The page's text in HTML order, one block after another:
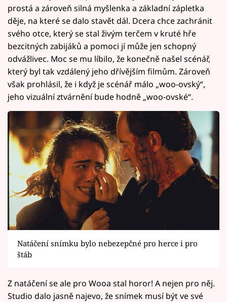
prostá a zároveň silná myšlenka a základní zápletka
děje, na které se dalo stavět dál. Dcera chce zachránit
svého otce, který se stal živým terčem v kruté hře
bezcitných zabijáků a pomoci jí může jen schopný
odvážlivec. Moc se mu líbilo, že konečně našel scénář,
který byl tak vzdálený jeho dřívějším filmům. Zároveň
však prohlásil, že i když je scénář málo „woo-ovský“,
jeho vizuální ztvárnění bude hodně „woo-ovské“.
Natáčení snímku bylo nebezepčné pro herce i pro
štáb
Z natáčení se ale pro Wooa stal horor! A nejen pro něj.
Studio dalo jasně najevo, že snímek musí být ve své